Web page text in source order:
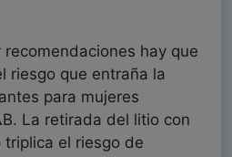
hay que
riesgo que entraña la
para mujeres
La retirada del litio con
el riesgo de